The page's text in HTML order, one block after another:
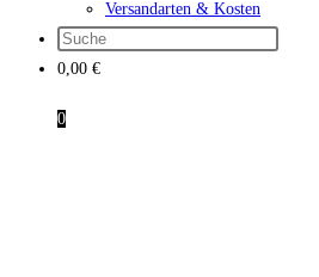
Versandarten & Kosten
0,00 €
0